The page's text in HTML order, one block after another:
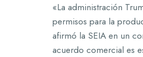
«La administración
permisos para la
afirmó la SEIA en un
acuerdo comercial es